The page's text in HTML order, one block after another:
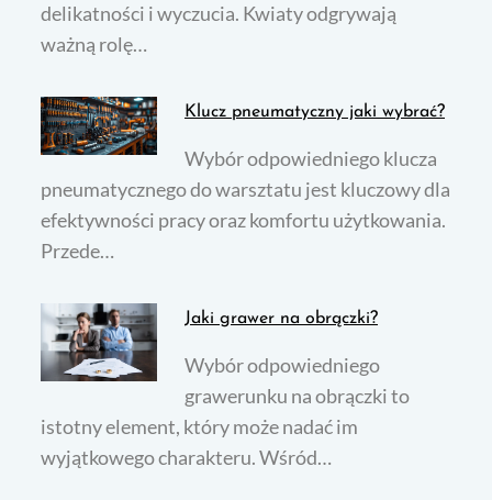
delikatności i wyczucia. Kwiaty odgrywają
ważną rolę…
Klucz pneumatyczny jaki wybrać?
Wybór odpowiedniego klucza
pneumatycznego do warsztatu jest kluczowy dla
efektywności pracy oraz komfortu użytkowania.
Przede…
Jaki grawer na obrączki?
Wybór odpowiedniego
grawerunku na obrączki to
istotny element, który może nadać im
wyjątkowego charakteru. Wśród…